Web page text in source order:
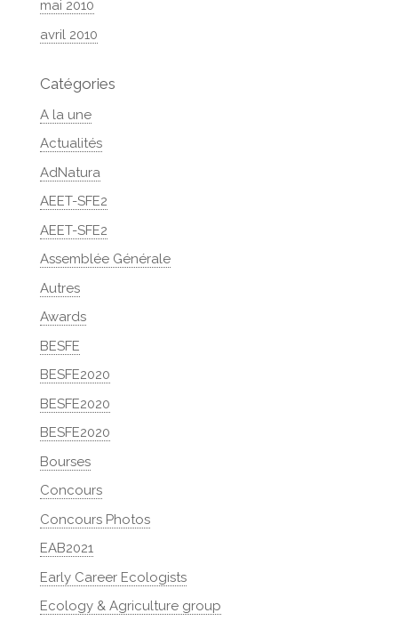
mai 2010
avril 2010
Catégories
A la une
Actualités
AdNatura
AEET-SFE2
AEET-SFE2
Assemblée Générale
Autres
Awards
BESFE
BESFE2020
BESFE2020
BESFE2020
Bourses
Concours
Concours Photos
EAB2021
Early Career Ecologists
Ecology & Agriculture group